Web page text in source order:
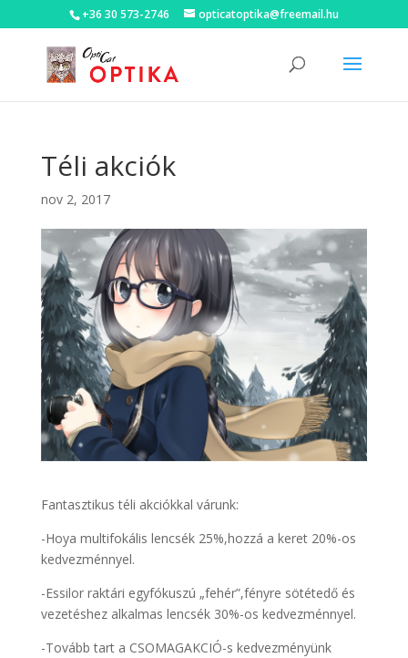
+36 30 573-2746 opticatoptika@freemail.hu
Téli akciók
nov 2, 2017
Fantasztikus téli akciókkal várunk:
-Hoya multifokális lencsék 25%,hozzá a keret 20%-os
kedvezménnyel.
-Essilor raktári egyfókuszú „fehér”,fényre sötétedő és
vezetéshez alkalmas lencsék 30%-os kedvezménnyel.
-Tovább tart a CSOMAGAKCIÓ-s kedvezményünk